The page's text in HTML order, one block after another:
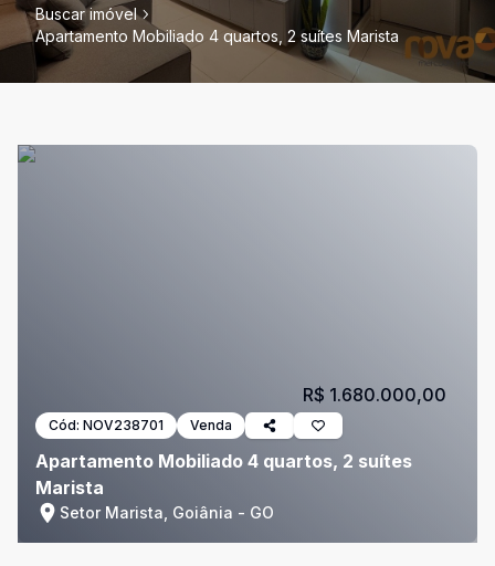
Buscar imóvel
Apartamento Mobiliado 4 quartos, 2 suítes Marista
Cód: NOV238701 Venda
Apartamento Mobiliado 4 quartos, 2 suítes
Marista
Setor Marista, Goiânia - GO
R$ 1.680.000,00